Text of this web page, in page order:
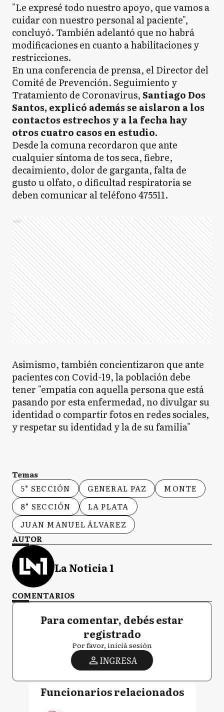
"Le expresé todo nuestro apoyo, que vamos a
cuidar con nuestro personal al paciente",
concluyó. También adelantó que no habrá
modificaciones en cuanto a habilitaciones y
restricciones.
En una conferencia de prensa, el Director del
Comité de Prevención. Seguimiento y
Tratamiento de Coronavirus,Santiago Dos
Santos, explicó además se aislaron a los
contactos estrechos y a la fecha hay
otros cuatro casos en estudio.
Desde la comuna recordaron que ante
cualquier síntoma de tos seca, fiebre,
decaimiento, dolor de garganta, falta de
gusto u olfato, o dificultad respiratoria se
deben comunicar al teléfono 475511.
Ads
Asimismo, también concientizaron que ante
pacientes con Covid-19, la población debe
tener "empatía con aquella persona que está
pasando por esta enfermedad, no divulgar su
identidad o compartir fotos en redes sociales,
y respetar su identidad y la de su familia"
Temas
5° SECCIÓN
GENERAL PAZ
MONTE
8° SECCIÓN
LA PLATA
JUAN MANUEL ÁLVAREZ
AUTOR
La Noticia 1
COMENTARIOS
Para comentar, debés estar
registrado
Por favor, iniciá sesión
INGRESA
Funcionarios relacionados